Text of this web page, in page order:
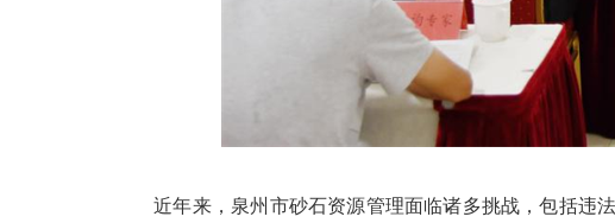
近年来，泉州市砂石资源管理面临诸多挑战，包括违法